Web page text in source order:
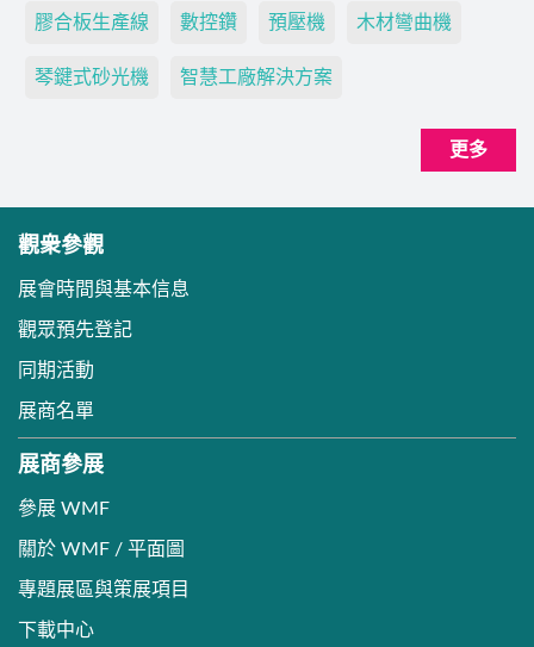
膠合板生產線 數控鑽 預壓機 木材彎曲機
琴鍵式砂光機 智慧工廠解決方案
更多
觀衆參觀
展會時間與基本信息
觀眾預先登記
同期活動
展商名單
展商參展
參展 WMF
關於 WMF / 平面圖
專題展區與策展項目
下載中心